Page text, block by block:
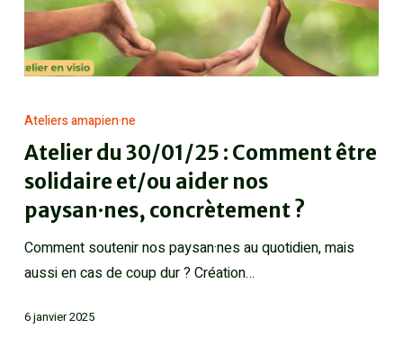
Ateliers amapien·ne
Atelier du 30/01/25 : Comment être
solidaire et/ou aider nos
paysan·nes, concrètement ?
Comment soutenir nos paysan·nes au quotidien, mais
aussi en cas de coup dur ? Création…
6 janvier 2025